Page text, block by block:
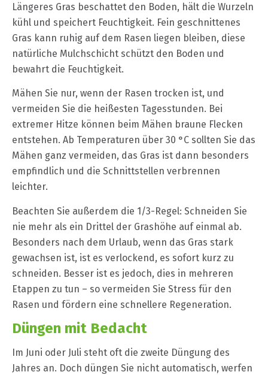
Längeres Gras beschattet den Boden, hält die Wurzeln
kühl und speichert Feuchtigkeit. Fein geschnittenes
Gras kann ruhig auf dem Rasen liegen bleiben, diese
natürliche Mulchschicht schützt den Boden und
bewahrt die Feuchtigkeit.
Mähen Sie nur, wenn der Rasen trocken ist, und
vermeiden Sie die heißesten Tagesstunden. Bei
extremer Hitze können beim Mähen braune Flecken
entstehen. Ab Temperaturen über 30 °C sollten Sie das
Mähen ganz vermeiden, das Gras ist dann besonders
empfindlich und die Schnittstellen verbrennen
leichter.
Beachten Sie außerdem die 1/3-Regel: Schneiden Sie
nie mehr als ein Drittel der Grashöhe auf einmal ab.
Besonders nach dem Urlaub, wenn das Gras stark
gewachsen ist, ist es verlockend, es sofort kurz zu
schneiden. Besser ist es jedoch, dies in mehreren
Etappen zu tun – so vermeiden Sie Stress für den
Rasen und fördern eine schnellere Regeneration.
Düngen mit Bedacht
Im Juni oder Juli steht oft die zweite Düngung des
Jahres an. Doch düngen Sie nicht automatisch, werfen